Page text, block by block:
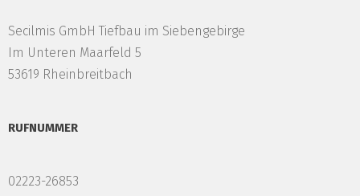
Secilmis GmbH Tiefbau im Siebengebirge
Im Unteren Maarfeld 5
53619 Rheinbreitbach
RUFNUMMER
02223-26853